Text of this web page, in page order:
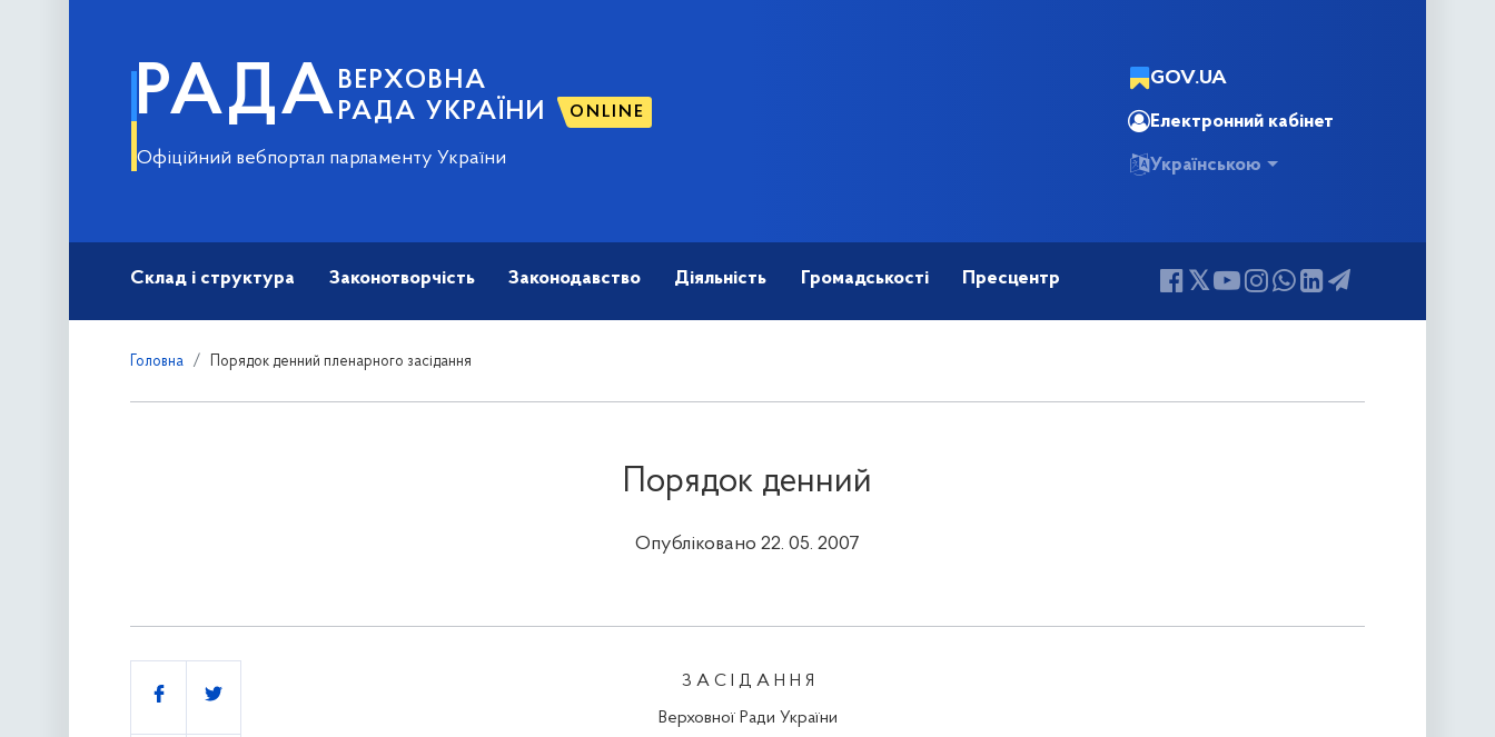
РАДА ВЕРХОВНА
РАДА УКРАЇНИ
ONLINE
Офіційний вебпортал парламенту України
GOV.UA
Електронний кабінет
Українською
Склад і структура Законотворчість Законодавство Діяльність Громадськості Пресцентр
Головна Порядок денний пленарного засідання
Порядок денний
Опубліковано 22. 05. 2007
З А С І Д А Н Н Я
Верховної Ради України
Поділитись